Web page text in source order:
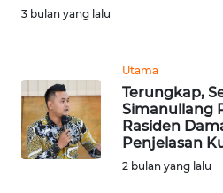
3 bulan yang lalu
Utama
Terungkap,
Simanullang
Rasiden
Penjelasan
2 bulan yang lalu
WN
WN
BOGOR
WN